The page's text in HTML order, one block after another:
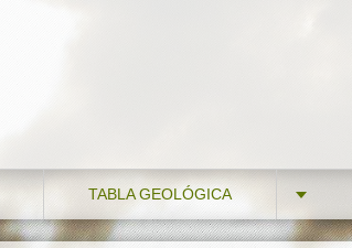
TABLA GEOLÓGICA